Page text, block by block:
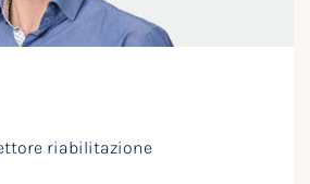
riabilitazione